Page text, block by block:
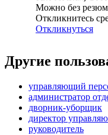
Можно без
Откликнитесь
Откликнуться
Другие
управляющий
администратор
дворник-уборщик
директор
руководитель